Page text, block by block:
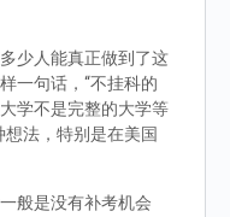
少人能真正做到了这
一句话，“不挂科的
学不是完整的大学等
法，特别是在美国
般是没有补考机会